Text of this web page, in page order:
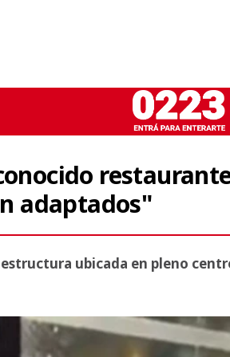
adaptados"
ubicada en pleno